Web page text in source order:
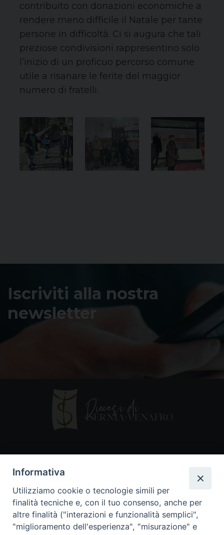
contribuito con donazioni economiche a
rendere meno difficile il Natale per tante
persone in difficoltà. Ci si augura che tali
preziose condivisioni rappresentino solo
l’inizio di un proficuo percorso comune
utile a risanare le ferite del maggior
numero di fratelli.
Iscriviti alla nostra
newsletter
86170 Isernia
086550849
segreteria@diocesiiserniavenafro.it
Informativa
Utilizziamo cookie o tecnologie simili per
finalità tecniche e, con il tuo consenso, anche per
altre finalità ("interazioni e funzionalità semplici",
"miglioramento dell'esperienza", "misurazione" e